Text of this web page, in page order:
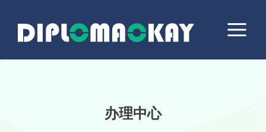
Menu
办理中心